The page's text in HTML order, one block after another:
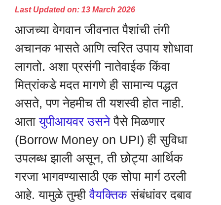
Last Updated on: 13 March 2026
आजच्या वेगवान जीवनात पैशांची तंगी
अचानक भासते आणि त्वरित उपाय शोधावा
लागतो. अशा प्रसंगी नातेवाईक किंवा
मित्रांकडे मदत मागणे ही सामान्य पद्धत
असते, पण नेहमीच ती यशस्वी होत नाही.
आतायुपीआयवर उसनेपैसे मिळणार
(Borrow Money on UPI) ही सुविधा
उपलब्ध झाली असून, ती छोट्या आर्थिक
गरजा भागवण्यासाठी एक सोपा मार्ग ठरली
आहे. यामुळे तुम्हीवैयक्तिक संबंधांवर दबाव